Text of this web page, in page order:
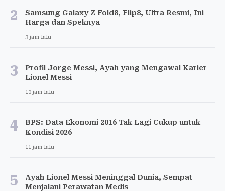
2
Samsung Galaxy Z Fold8, Flip8, Ultra Resmi, Ini
Harga dan Speknya
3 jam lalu
3
Profil Jorge Messi, Ayah yang Mengawal Karier
Lionel Messi
10 jam lalu
4
BPS: Data Ekonomi 2016 Tak Lagi Cukup untuk
Kondisi 2026
11 jam lalu
5
Ayah Lionel Messi Meninggal Dunia, Sempat
Menjalani Perawatan Medis